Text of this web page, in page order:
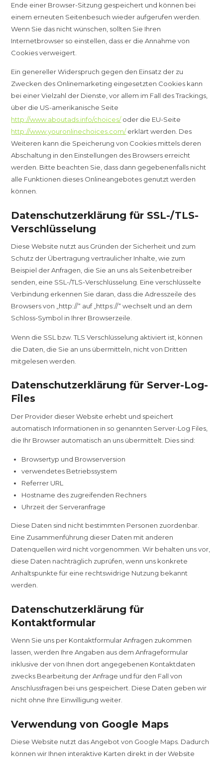
Ende einer Browser-Sitzung gespeichert und können bei
einem erneuten Seitenbesuch wieder aufgerufen werden.
Wenn Sie das nicht wünschen, sollten Sie Ihren
Internetbrowser so einstellen, dass er die Annahme von
Cookies verweigert.
Ein genereller Widerspruch gegen den Einsatz der zu
Zwecken des Onlinemarketing eingesetzten Cookies kann
bei einer Vielzahl der Dienste, vor allem im Fall des Trackings,
über die US-amerikanische Seite
http://www.aboutads.info/choices/oder die EU-Seite
http://www.youronlinechoices.com/erklärt werden. Des
Weiteren kann die Speicherung von Cookies mittels deren
Abschaltung in den Einstellungen des Browsers erreicht
werden. Bitte beachten Sie, dass dann gegebenenfalls nicht
alle Funktionen dieses Onlineangebotes genutzt werden
können.
Datenschutzerklärung für SSL-/TLS-
Verschlüsselung
Diese Website nutzt aus Gründen der Sicherheit und zum
Schutz der Übertragung vertraulicher Inhalte, wie zum
Beispiel der Anfragen, die Sie an uns als Seitenbetreiber
senden, eine SSL-/TLS-Verschlüsselung. Eine verschlüsselte
Verbindung erkennen Sie daran, dass die Adresszeile des
Browsers von „http://“ auf „https://“ wechselt und an dem
Schloss-Symbol in Ihrer Browserzeile.
Wenn die SSL bzw. TLS Verschlüsselung aktiviert ist, können
die Daten, die Sie an uns übermitteln, nicht von Dritten
mitgelesen werden.
Datenschutzerklärung für Server-Log-
Files
Der Provider dieser Website erhebt und speichert
automatisch Informationen in so genannten Server-Log Files,
die Ihr Browser automatisch an uns übermittelt. Dies sind:
Browsertyp und Browserversion
verwendetes Betriebssystem
Referrer URL
Hostname des zugreifenden Rechners
Uhrzeit der Serveranfrage
Diese Daten sind nicht bestimmten Personen zuordenbar.
Eine Zusammenführung dieser Daten mit anderen
Datenquellen wird nicht vorgenommen. Wir behalten uns vor,
diese Daten nachträglich zuprüfen, wenn uns konkrete
Anhaltspunkte für eine rechtswidrige Nutzung bekannt
werden.
Datenschutzerklärung für
Kontaktformular
Wenn Sie uns per Kontaktformular Anfragen zukommen
lassen, werden Ihre Angaben aus dem Anfrageformular
inklusive der von Ihnen dort angegebenen Kontaktdaten
zwecks Bearbeitung der Anfrage und für den Fall von
Anschlussfragen bei uns gespeichert. Diese Daten geben wir
nicht ohne Ihre Einwilligung weiter.
Verwendung von Google Maps
Diese Website nutzt das Angebot von Google Maps. Dadurch
können wir Ihnen interaktive Karten direkt in der Website